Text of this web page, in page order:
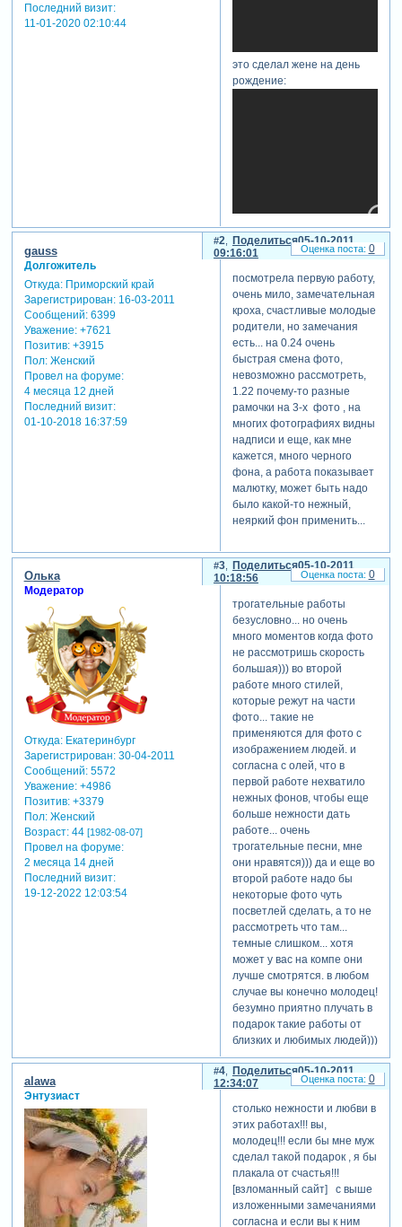
Последний визит:
11-01-2020 02:10:44
это сделал жене на день
рождение:
теги: разные
Поделиться
2
05-10-2011
09:16:01
gauss
Долгожитель
Откуда:Приморский край
Зарегистрирован: 16-03-2011
Сообщений:6399
Уважение: +7621
Позитив: +3915
Пол:Женский
Провел на форуме:
4 месяца 12 дней
Последний визит:
01-10-2018 16:37:59
посмотрела первую работу,
очень мило, замечательная
кроха, счастливые молодые
родители, но замечания
есть... на 0.24 очень
быстрая смена фото,
невозможно рассмотреть,
1.22 почему-то разные
рамочки на 3-х фото , на
многих фотографиях видны
надписи и еще, как мне
кажется, много черного
фона, а работа показывает
малютку, может быть надо
было какой-то нежный,
неяркий фон применить...
0
Поделиться
3
05-10-2011
10:18:56
Олька
Модератор
Откуда:Екатеринбург
Зарегистрирован: 30-04-2011
Сообщений:5572
Уважение: +4986
Позитив: +3379
Пол:Женский
Возраст:44 [1982-08-07]
Провел на форуме:
2 месяца 14 дней
Последний визит:
19-12-2022 12:03:54
трогательные работы
безусловно... но очень
много моментов когда фото
не рассмотришь скорость
большая))) во второй
работе много стилей,
которые режут на части
фото... такие не
применяются для фото с
изображением людей. и
согласна с олей, что в
первой работе нехватило
нежных фонов, чтобы еще
больше нежности дать
работе... очень
трогательные песни, мне
они нравятся))) да и еще во
второй работе надо бы
некоторые фото чуть
посветлей сделать, а то не
рассмотреть что там...
темные слишком... хотя
может у вас на компе они
лучше смотрятся. в любом
случае вы конечно молодец!
безумно приятно плучать в
подарок такие работы от
близких и любимых людей)))
отредактировано олька (05-
10-2011 12:58:33)
0
Поделиться
4
05-10-2011
12:34:07
alawa
Энтузиаст
столько нежности и любви в
этих работах!!! вы,
молодец!!! если бы мне муж
сделал такой подарок , я бы
плакала от счастья!!!
[взломанный сайт] с выше
изложенными замечаниями
согласна и если вы к ним
0